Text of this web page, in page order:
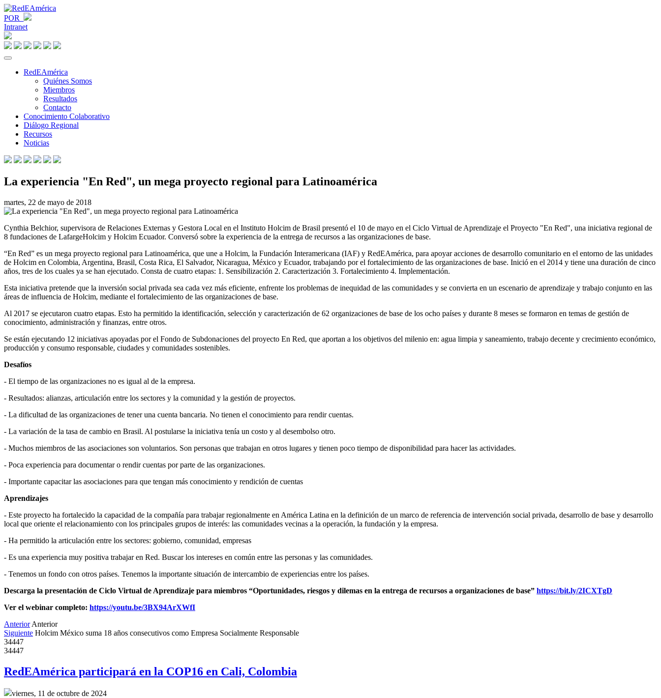
POR
Intranet
RedEAmérica
Quiénes Somos
Miembros
Resultados
Contacto
Conocimiento Colaborativo
Diálogo Regional
Recursos
Noticias
La experiencia "En Red", un mega proyecto regional para Latinoamérica
martes, 22 de mayo de 2018
Cynthia Belchior, supervisora de Relaciones Externas y Gestora Local en el Instituto Holcim de Brasil presentó el 10 de mayo en el Ciclo Virtual de Aprendizaje el Proyecto "En Red", una iniciativa regional de
8 fundaciones de LafargeHolcim y Holcim Ecuador. Conversó sobre la experiencia de la entrega de recursos a las organizaciones de base.
“En Red” es un mega proyecto regional para Latinoamérica, que une a Holcim, la Fundación Interamericana (IAF) y RedEAmérica, para apoyar acciones de desarrollo comunitario en el entorno de las unidades
de Holcim en Colombia, Argentina, Brasil, Costa Rica, El Salvador, Nicaragua, México y Ecuador, trabajando por el fortalecimiento de las organizaciones de base. Inició en el 2014 y tiene una duración de cinco
años, tres de los cuales ya se han ejecutado. Consta de cuatro etapas: 1. Sensibilización 2. Caracterización 3. Fortalecimiento 4. Implementación.
Esta iniciativa pretende que la inversión social privada sea cada vez más eficiente, enfrente los problemas de inequidad de las comunidades y se convierta en un escenario de aprendizaje y trabajo conjunto en las
áreas de influencia de Holcim, mediante el fortalecimiento de las organizaciones de base.
Al 2017 se ejecutaron cuatro etapas. Esto ha permitido la identificación, selección y caracterización de 62 organizaciones de base de los ocho países y durante 8 meses se formaron en temas de gestión de
conocimiento, administración y finanzas, entre otros.
Se están ejecutando 12 iniciativas apoyadas por el Fondo de Subdonaciones del proyecto En Red, que aportan a los objetivos del milenio en: agua limpia y saneamiento, trabajo decente y crecimiento económico,
producción y consumo responsable, ciudades y comunidades sostenibles.
Desafíos
- El tiempo de las organizaciones no es igual al de la empresa.
- Resultados: alianzas, articulación entre los sectores y la comunidad y la gestión de proyectos.
- La dificultad de las organizaciones de tener una cuenta bancaria. No tienen el conocimiento para rendir cuentas.
- La variación de la tasa de cambio en Brasil. Al postularse la iniciativa tenía un costo y al desembolso otro.
- Muchos miembros de las asociaciones son voluntarios. Son personas que trabajan en otros lugares y tienen poco tiempo de disponibilidad para hacer las actividades.
- Poca experiencia para documentar o rendir cuentas por parte de las organizaciones.
- Importante capacitar las asociaciones para que tengan más conocimiento y rendición de cuentas
Aprendizajes
- Este proyecto ha fortalecido la capacidad de la compañía para trabajar regionalmente en América Latina en la definición de un marco de referencia de intervención social privada, desarrollo de base y desarrollo
local que oriente el relacionamiento con los principales grupos de interés: las comunidades vecinas a la operación, la fundación y la empresa.
- Ha permitido la articulación entre los sectores: gobierno, comunidad, empresas
- Es una experiencia muy positiva trabajar en Red. Buscar los intereses en común entre las personas y las comunidades.
- Tenemos un fondo con otros países. Tenemos la importante situación de intercambio de experiencias entre los países.
Descarga la presentación de Ciclo Virtual de Aprendizaje para miembros “Oportunidades, riesgos y dilemas en la entrega de recursos a organizaciones de base” https://bit.ly/2ICXTgD
Ver el webinar completo: https://youtu.be/3BX94ArXWfI
Anterior Anterior
Siguiente Holcim México suma 18 años consecutivos como Empresa Socialmente Responsable
34447
34447
RedEAmérica participará en la COP16 en Cali, Colombia
viernes, 11 de octubre de 2024